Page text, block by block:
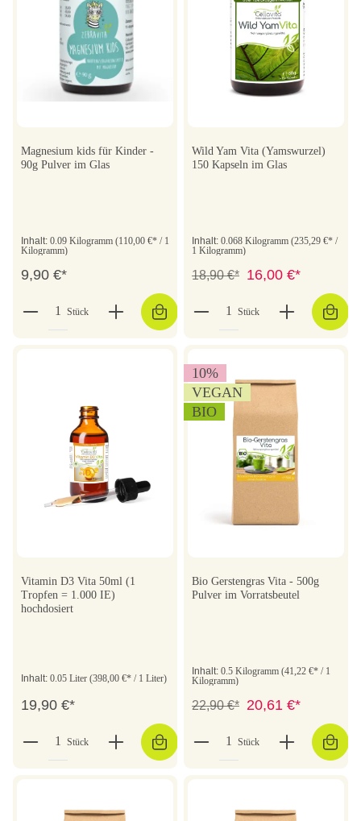
Magnesium kids für Kinder -
90g Pulver im Glas
Inhalt: 0.09 Kilogramm (110,00 €* / 1
Kilogramm)
9,90 €*
Stück
Wild Yam Vita (Yamswurzel)
150 Kapseln im Glas
Inhalt: 0.068 Kilogramm (235,29 €* /
1 Kilogramm)
18,90 €* 16,00 €*
Stück
Vitamin D3 Vita 50ml (1
Tropfen = 1.000 IE)
hochdosiert
Inhalt: 0.05 Liter (398,00 €* / 1 Liter)
19,90 €*
Stück
10%
VEGAN
BIO
Bio Gerstengras Vita - 500g
Pulver im Vorratsbeutel
Inhalt: 0.5 Kilogramm (41,22 €* / 1
Kilogramm)
22,90 €* 20,61 €*
Stück